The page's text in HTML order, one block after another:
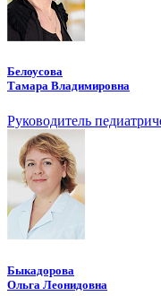
Белоусова
Тамара Владимировна
Руководитель
Быкадорова
Ольга Леонидовна